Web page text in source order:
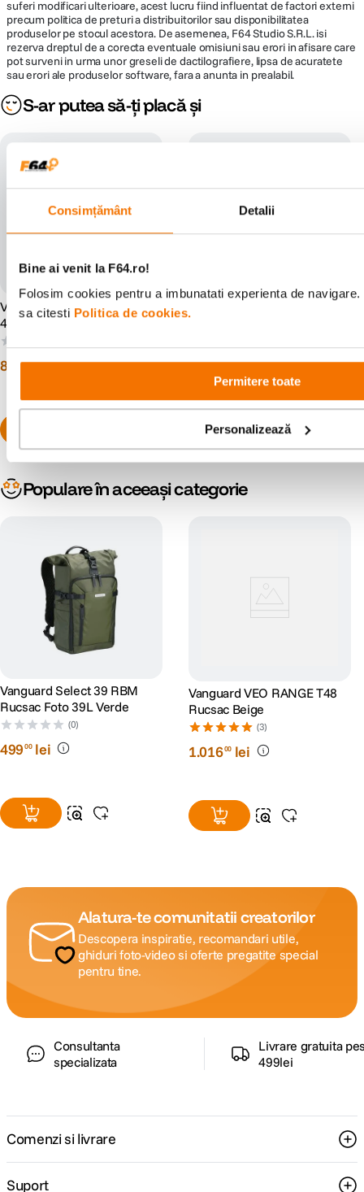
Consimțământ Detalii
Bine ai venit la F64.ro!
Folosim cookies pentru a imbunatati experienta de
sa citesti Politica de cookies.
Permitere toate
Personalizează
suferi modificari ulterioare, acest lucru fiind influentat de factori externi
precum politica de preturi a distribuitorilor sau disponibilitatea
produselor pe stocul acestora. De asemenea, F64 Studio S.R.L. isi
rezerva dreptul de a corecta eventuale omisiuni sau erori in afisare care
pot surveni in urma unor greseli de dactilografiere, lipsa de acuratete
sau erori ale produselor software, fara a anunta in prealabil.
S-ar putea să-ți placă și
Vanguard VEO SELECT
45BFM Rucsac Verde
81200 lei 1.01600 lei
Populare în aceeași categorie
Vanguard Select 39 RBM
Rucsac Foto 39L Verde
(0)
49900 lei
Vanguard VEO RANGE T48
Rucsac Beige
(3)
1.01600 lei
Alatura-te comunitatii creatorilor
Descopera inspiratie, recomandari utile,
ghiduri foto-video si oferte pregatite special
pentru tine.
Consultanta
specializata
Livrare gratuita
499lei
Comenzi si livrare
Suport